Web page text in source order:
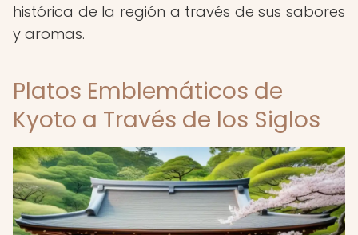
histórica de la región a través de sus sabores
y aromas.
Platos Emblemáticos de
Kyoto a Través de los Siglos